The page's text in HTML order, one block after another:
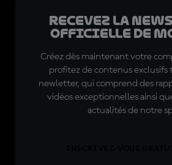
Recevez la
officielle de
Créez dès maintenant votre
profitez de contenus exclusifs
newletter, qui comprend des
vidéos exceptionnelles ainsi
actualités de notre